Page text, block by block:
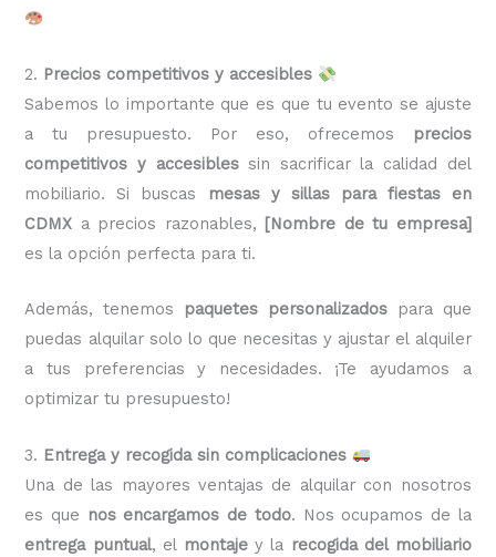
2. Precios competitivos y accesibles
Sabemos lo importante que es que tu evento se ajuste
a tu presupuesto. Por eso, ofrecemos
precios
competitivos y accesiblessin sacrificar la calidad del
mobiliario. Si buscas
mesas y sillas para fiestas en
CDMX a precios razonables, [Nombre de tu empresa]
es la opción perfecta para ti.
Además, tenemos paquetes personalizadospara que
puedas alquilar solo lo que necesitas y ajustar el alquiler
a tus preferencias y necesidades. ¡Te ayudamos a
optimizar tu presupuesto!
3. Entrega y recogida sin complicaciones
Una de las mayores ventajas de alquilar con nosotros
es que nos encargamos de todo. Nos ocupamos de la
entrega puntual, el montajey la recogida del mobiliario